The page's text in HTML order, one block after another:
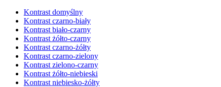
Kontrast domyślny
Kontrast czarno-biały
Kontrast biało-czarny
Kontrast żółto-czarny
Kontrast czarno-żółty
Kontrast czarno-zielony
Kontrast zielono-czarny
Kontrast żółto-niebieski
Kontrast niebiesko-żółty